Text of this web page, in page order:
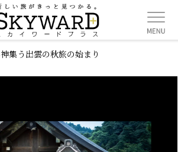
神集う出雲の秋――旅の始まり